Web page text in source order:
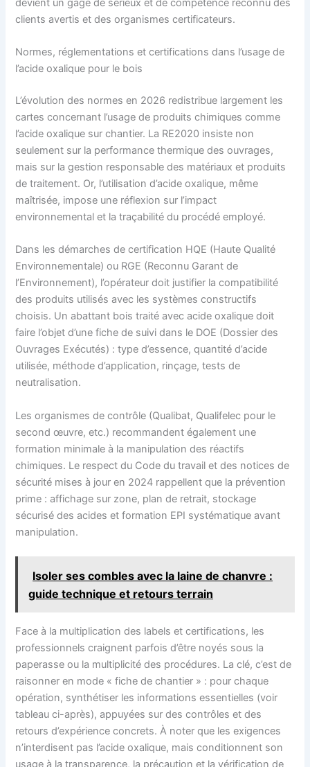
devient un gage de sérieux et de compétence reconnu des
clients avertis et des organismes certificateurs.
Normes, réglementations et certifications dans l’usage de
l’acide oxalique pour le bois
L’évolution des normes en 2026 redistribue largement les
cartes concernant l’usage de produits chimiques comme
l’acide oxalique sur chantier. La RE2020 insiste non
seulement sur la performance thermique des ouvrages,
mais sur la gestion responsable des matériaux et produits
de traitement. Or, l’utilisation d’acide oxalique, même
maîtrisée, impose une réflexion sur l’impact
environnemental et la traçabilité du procédé employé.
Dans les démarches de certification HQE (Haute Qualité
Environnementale) ou RGE (Reconnu Garant de
l’Environnement), l’opérateur doit justifier la compatibilité
des produits utilisés avec les systèmes constructifs
choisis. Un abattant bois traité avec acide oxalique doit
faire l’objet d’une fiche de suivi dans le DOE (Dossier des
Ouvrages Exécutés) : type d’essence, quantité d’acide
utilisée, méthode d’application, rinçage, tests de
neutralisation.
Les organismes de contrôle (Qualibat, Qualifelec pour le
second œuvre, etc.) recommandent également une
formation minimale à la manipulation des réactifs
chimiques. Le respect du Code du travail et des notices de
sécurité mises à jour en 2024 rappellent que la prévention
prime : affichage sur zone, plan de retrait, stockage
sécurisé des acides et formation EPI systématique avant
manipulation.
Isoler ses combles avec la laine de chanvre :
guide technique et retours terrain
Face à la multiplication des labels et certifications, les
professionnels craignent parfois d’être noyés sous la
paperasse ou la multiplicité des procédures. La clé, c’est de
raisonner en mode « fiche de chantier » : pour chaque
opération, synthétiser les informations essentielles (voir
tableau ci-après), appuyées sur des contrôles et des
retours d’expérience concrets. À noter que les exigences
n’interdisent pas l’acide oxalique, mais conditionnent son
usage à la transparence, la précaution et la vérification de